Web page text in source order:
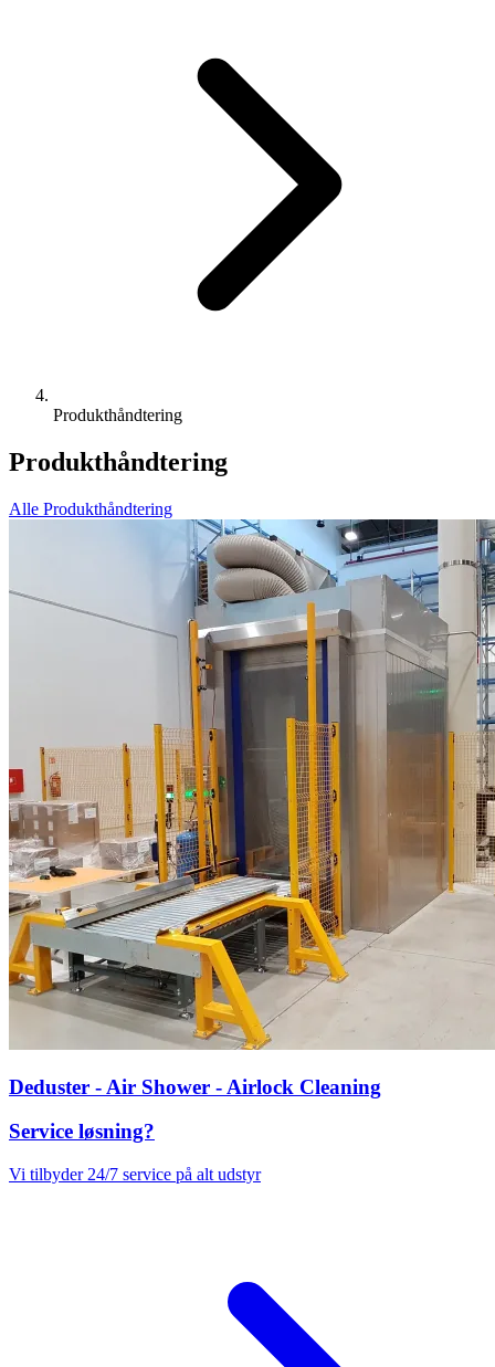
Produkthåndtering
Produkthåndtering
Alle Produkthåndtering
Deduster - Air Shower - Airlock Cleaning
Service løsning?
Vi tilbyder 24/7 service på alt udstyr